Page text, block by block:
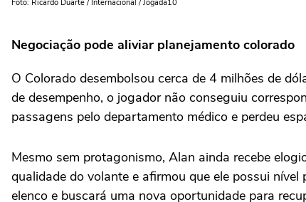
Foto: Ricardo Duarte / Internacional / Jogada10
Negociação pode aliviar planejamento colorado
O Colorado desembolsou cerca de 4 milhões de
de desempenho, o jogador não conseguiu
passagens pelo departamento médico e perdeu
Mesmo sem protagonismo, Alan ainda recebe
qualidade do volante e afirmou que ele possui
elenco e buscará uma nova oportunidade para